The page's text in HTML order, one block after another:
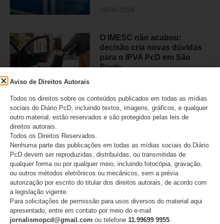
O IMESC não acabou:
decisão cria novas dúvidas
para o IPVA PcD em São
Paulo
sobre a violência contra
mulheres com deficiência
07/08/2026
Aviso de Direitos Autorais
Todos os direitos sobre os conteúdos publicados em todas as mídias
sociais do Diário PcD, incluindo textos, imagens, gráficos, e qualquer
outro material, estão reservados e são protegidos pelas leis de
direitos autorais.
Todos os Direitos Reservados.
Nenhuma parte das publicações em todas as mídias sociais do Diário
PcD devem ser reproduzidas, distribuídas, ou transmitidas de
qualquer forma ou por qualquer meio, incluindo fotocópia, gravação,
ou outros métodos eletrônicos ou mecânicos, sem a prévia
autorização por escrito do titular dos direitos autorais, de acordo com
a legislação vigente.
Para solicitações de permissão para usos diversos do material aqui
apresentado, entre em contato por meio do e-mail
jornalismopcd@gmail.com ou telefone 11.99699 9955